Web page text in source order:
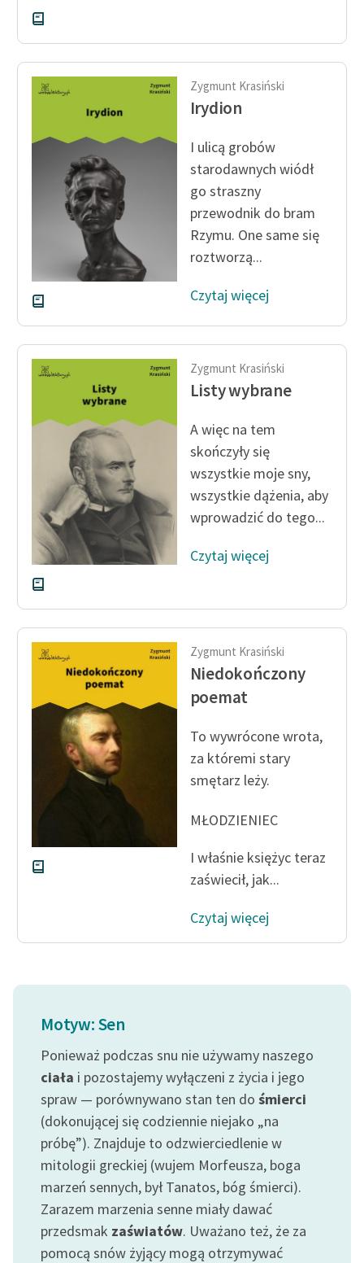
Deklaracja dostępności
Zygmunt Krasiński
Irydion
I ulicą grobów
starodawnych wiódł
go straszny
przewodnik do bram
Rzymu. One same się
roztworzą...
Czytaj więcej
Zygmunt Krasiński
Listy wybrane
A więc na tem
skończyły się
wszystkie moje sny,
wszystkie dążenia, aby
wprowadzić do tego...
Czytaj więcej
Zygmunt Krasiński
Niedokończony
poemat
To wywrócone wrota,
za któremi stary
smętarz leży.
MŁODZIENIEC
I właśnie księżyc teraz
zaświecił, jak...
Czytaj więcej
Motyw: Sen
Ponieważ podczas snu nie używamy naszego
ciała i pozostajemy wyłączeni z życia i jego
spraw — porównywano stan ten do śmierci
(dokonującej się codziennie niejako „na
próbę”). Znajduje to odzwierciedlenie w
mitologii greckiej (wujem Morfeusza, boga
marzeń sennych, był Tanatos, bóg śmierci).
Zarazem marzenia senne miały dawać
przedsmak zaświatów. Uważano też, że za
pomocą snów żyjący mogą otrzymywać